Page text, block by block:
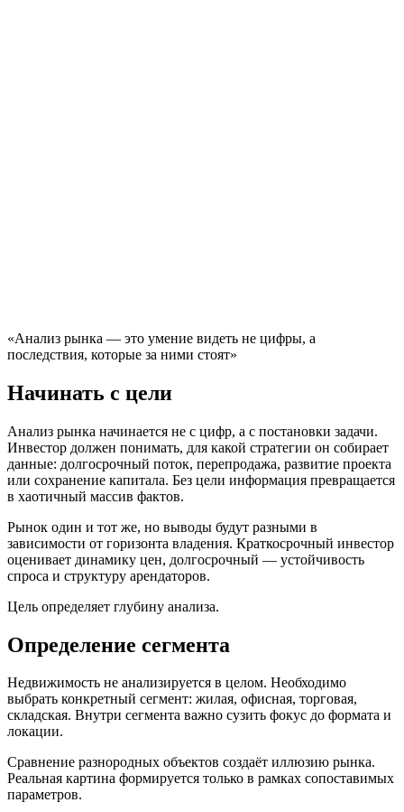
«Анализ рынка — это умение видеть не цифры, а
последствия, которые за ними стоят»
Начинать с цели
Анализ рынка начинается не с цифр, а с постановки задачи.
Инвестор должен понимать, для какой стратегии он собирает
данные: долгосрочный поток, перепродажа, развитие проекта
или сохранение капитала. Без цели информация превращается
в хаотичный массив фактов.
Рынок один и тот же, но выводы будут разными в
зависимости от горизонта владения. Краткосрочный инвестор
оценивает динамику цен, долгосрочный — устойчивость
спроса и структуру арендаторов.
Цель определяет глубину анализа.
Определение сегмента
Недвижимость не анализируется в целом. Необходимо
выбрать конкретный сегмент: жилая, офисная, торговая,
складская. Внутри сегмента важно сузить фокус до формата и
локации.
Сравнение разнородных объектов создаёт иллюзию рынка.
Реальная картина формируется только в рамках сопоставимых
параметров.